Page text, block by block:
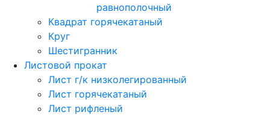
равнополочный
Квадрат горячекатаный
Круг
Шестигранник
Листовой прокат
Лист г/к низколегированный
Лист горячекатаный
Лист рифленый